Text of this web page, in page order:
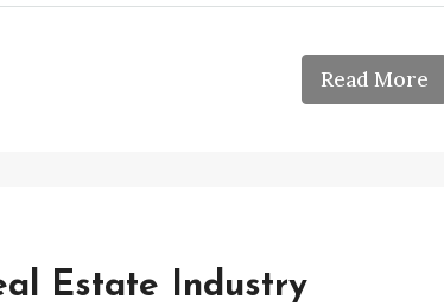
Read More
Estate Industry